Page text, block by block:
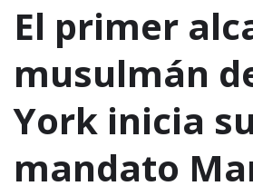
El primer
musulmán
York inicia su
mandato